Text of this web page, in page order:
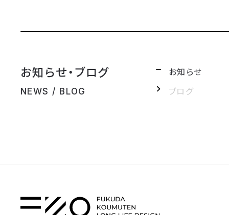
お知らせ・ブログ
NEWS / BLOG
お知らせ
ブログ